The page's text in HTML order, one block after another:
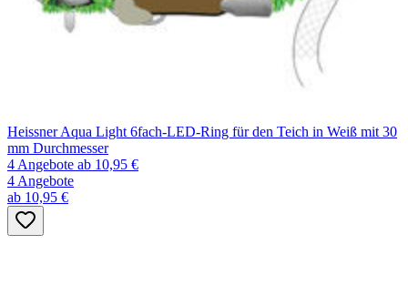
Heissner Aqua Light 6fach-LED-Ring für den Teich in Weiß mit 30
mm Durchmesser
4 Angebote ab 10,95 €
4 Angebote
ab 10,95 €